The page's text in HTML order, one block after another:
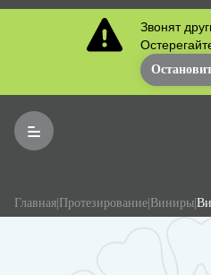
Звонят
Главная Протезирование Виниры